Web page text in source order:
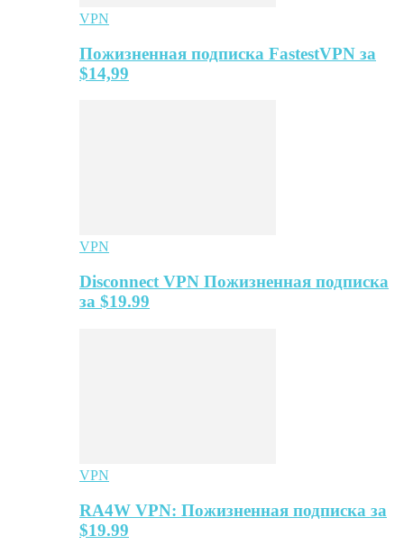
VPN
Пожизненная подписка FastestVPN за
$14,99
VPN
Disconnect VPN Пожизненная подписка
за $19.99
VPN
RA4W VPN: Пожизненная подписка за
$19.99